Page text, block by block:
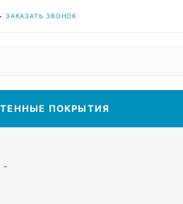
ЗАКАЗАТЬ ЗВОНОК
ПОКРЫТИЯ